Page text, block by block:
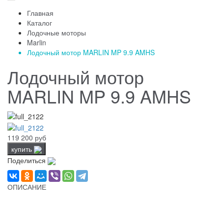
Главная
Каталог
Лодочные моторы
Marlin
Лодочный мотор MARLIN MP 9.9 AMHS
Лодочный мотор
MARLIN MP 9.9 AMHS
119 200 руб
купить
Поделиться
ОПИСАНИЕ